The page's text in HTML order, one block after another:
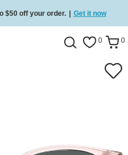
$50 off your order. | Get it now
orders Shop now 0 0